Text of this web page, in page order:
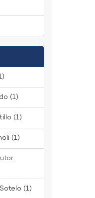
(1)
(1)
(1)
(1)